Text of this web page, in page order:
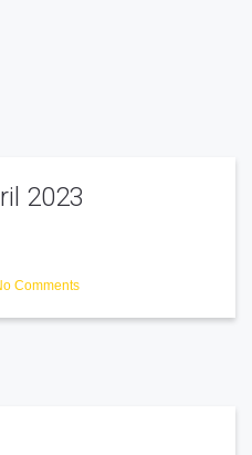
2023
Comments